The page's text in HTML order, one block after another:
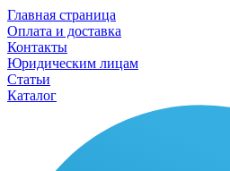
Главная страница
Оплата и доставка
Контакты
Юридическим лицам
Статьи
Каталог